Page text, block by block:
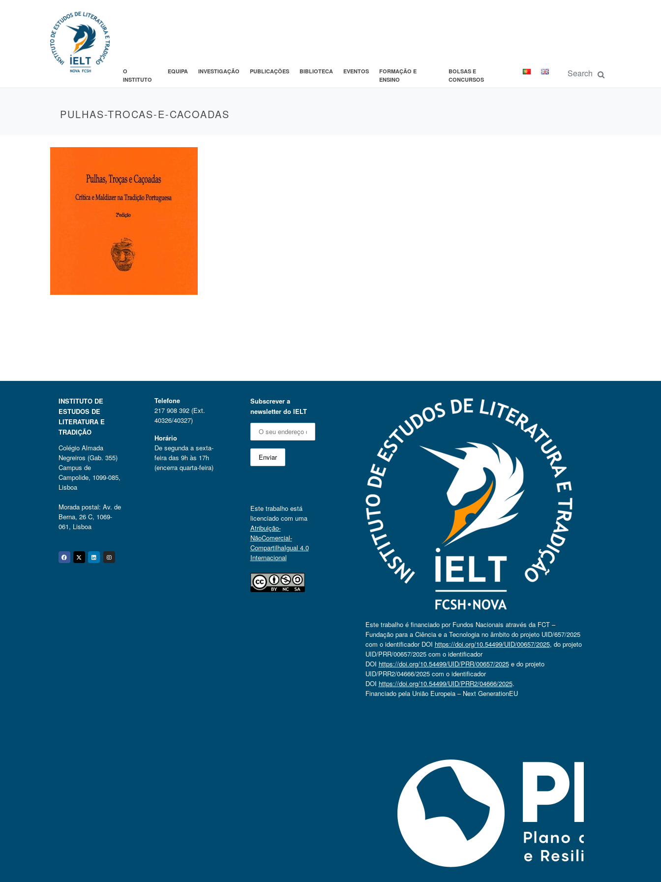
O
INSTITUTO
EQUIPA INVESTIGAÇÃO PUBLICAÇÕES BIBLIOTECA EVENTOS
FORMAÇÃO E
ENSINO
BOLSAS E
CONCURSOS
PULHAS-TROCAS-E-CACOADAS
INSTITUTO DE
ESTUDOS DE
LITERATURA E
TRADIÇÃO
Colégio Almada
Negreiros (Gab. 355)
Campus de
Campolide, 1099-085,
Lisboa
Morada postal: Av. de
Berna, 26 C, 1069-
061, Lisboa
Facebook
Twitter
Linkedin
Instagram
Telefone
217 908 392 (Ext.
40326/40327)
Horário
De segunda a sexta-
feira das 9h às 17h
(encerra quarta-feira)
Subscrever a
newsletter do IELT
Este trabalho está
licenciado com uma
Atribuição-
NãoComercial-
CompartilhaIgual 4.0
Internacional
Este trabalho é financiado por Fundos Nacionais através da FCT –
Fundação para a Ciência e a Tecnologia no âmbito do projeto UID/657/2025
com o identificador DOI https://doi.org/10.54499/UID/00657/2025, do projeto
UID/PRR/00657/2025 com o identificador
DOI https://doi.org/10.54499/UID/PRR/00657/2025e do projeto
UID/PRR2/04666/2025 com o identificador
DOI https://doi.org/10.54499/UID/PRR2/04666/2025.
Financiado pela União Europeia – Next GenerationEU